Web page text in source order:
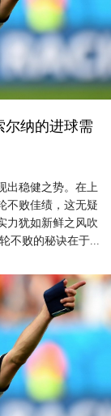
尔纳的进球需
出稳健之势。在上
不败佳绩，这无疑
力犹如新鲜之风吹
不败的秘诀在于...